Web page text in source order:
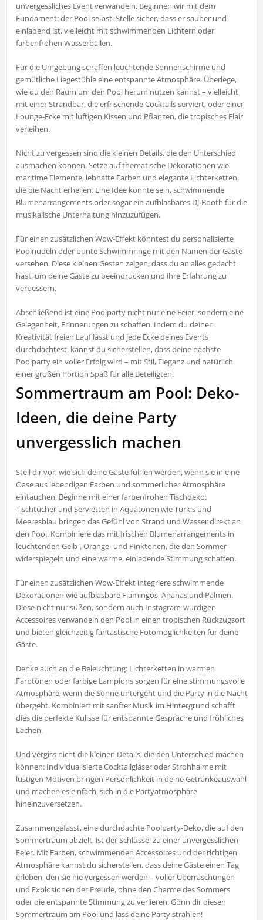
unvergessliches Event verwandeln. Beginnen wir mit dem
Fundament: der Pool selbst. Stelle sicher, dass er sauber und
einladend ist, vielleicht mit schwimmenden Lichtern oder
farbenfrohen Wasserbällen.
Für die Umgebung schaffen leuchtende Sonnenschirme und
gemütliche Liegestühle eine entspannte Atmosphäre. Überlege,
wie du den Raum um den Pool herum nutzen kannst – vielleicht
mit einer Strandbar, die erfrischende Cocktails serviert, oder einer
Lounge-Ecke mit luftigen Kissen und Pflanzen, die tropisches Flair
verleihen.
Nicht zu vergessen sind die kleinen Details, die den Unterschied
ausmachen können. Setze auf thematische Dekorationen wie
maritime Elemente, lebhafte Farben und elegante Lichterketten,
die die Nacht erhellen. Eine Idee könnte sein, schwimmende
Blumenarrangements oder sogar ein aufblasbares DJ-Booth für die
musikalische Unterhaltung hinzuzufügen.
Für einen zusätzlichen Wow-Effekt könntest du personalisierte
Poolnudeln oder bunte Schwimmringe mit den Namen der Gäste
versehen. Diese kleinen Gesten zeigen, dass du an alles gedacht
hast, um deine Gäste zu beeindrucken und ihre Erfahrung zu
verbessern.
Abschließend ist eine Poolparty nicht nur eine Feier, sondern eine
Gelegenheit, Erinnerungen zu schaffen. Indem du deiner
Kreativität freien Lauf lässt und jede Ecke deines Events
durchdachtest, kannst du sicherstellen, dass deine nächste
Poolparty ein voller Erfolg wird – mit Stil, Eleganz und natürlich
einer großen Portion Spaß für alle Beteiligten.
Sommertraum am Pool: Deko-
Ideen, die deine Party
unvergesslich machen
Stell dir vor, wie sich deine Gäste fühlen werden, wenn sie in eine
Oase aus lebendigen Farben und sommerlicher Atmosphäre
eintauchen. Beginne mit einer farbenfrohen Tischdeko:
Tischtücher und Servietten in Aquatönen wie Türkis und
Meeresblau bringen das Gefühl von Strand und Wasser direkt an
den Pool. Kombiniere das mit frischen Blumenarrangements in
leuchtenden Gelb-, Orange- und Pinktönen, die den Sommer
widerspiegeln und eine warme, einladende Stimmung schaffen.
Für einen zusätzlichen Wow-Effekt integriere schwimmende
Dekorationen wie aufblasbare Flamingos, Ananas und Palmen.
Diese nicht nur süßen, sondern auch Instagram-würdigen
Accessoires verwandeln den Pool in einen tropischen Rückzugsort
und bieten gleichzeitig fantastische Fotomöglichkeiten für deine
Gäste.
Denke auch an die Beleuchtung: Lichterketten in warmen
Farbtönen oder farbige Lampions sorgen für eine stimmungsvolle
Atmosphäre, wenn die Sonne untergeht und die Party in die Nacht
übergeht. Kombiniert mit sanfter Musik im Hintergrund schafft
dies die perfekte Kulisse für entspannte Gespräche und fröhliches
Lachen.
Und vergiss nicht die kleinen Details, die den Unterschied machen
können: Individualisierte Cocktailgläser oder Strohhalme mit
lustigen Motiven bringen Persönlichkeit in deine Getränkeauswahl
und machen es einfach, sich in die Partyatmosphäre
hineinzuversetzen.
Zusammengefasst, eine durchdachte Poolparty-Deko, die auf den
Sommertraum abzielt, ist der Schlüssel zu einer unvergesslichen
Feier. Mit Farben, schwimmenden Accessoires und der richtigen
Atmosphäre kannst du sicherstellen, dass deine Gäste einen Tag
erleben, den sie nie vergessen werden – voller Überraschungen
und Explosionen der Freude, ohne den Charme des Sommers
oder die entspannte Stimmung zu verlieren. Gönn dir diesen
Sommertraum am Pool und lass deine Party strahlen!